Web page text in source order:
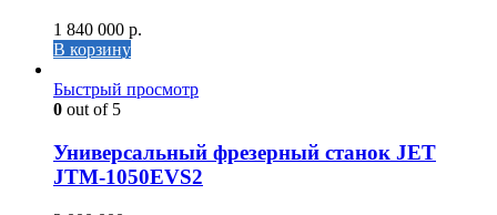
1 840 000 р.
В корзину
Быстрый просмотр
0 out of 5
Универсальный фрезерный станок JET
JTM-1050EVS2